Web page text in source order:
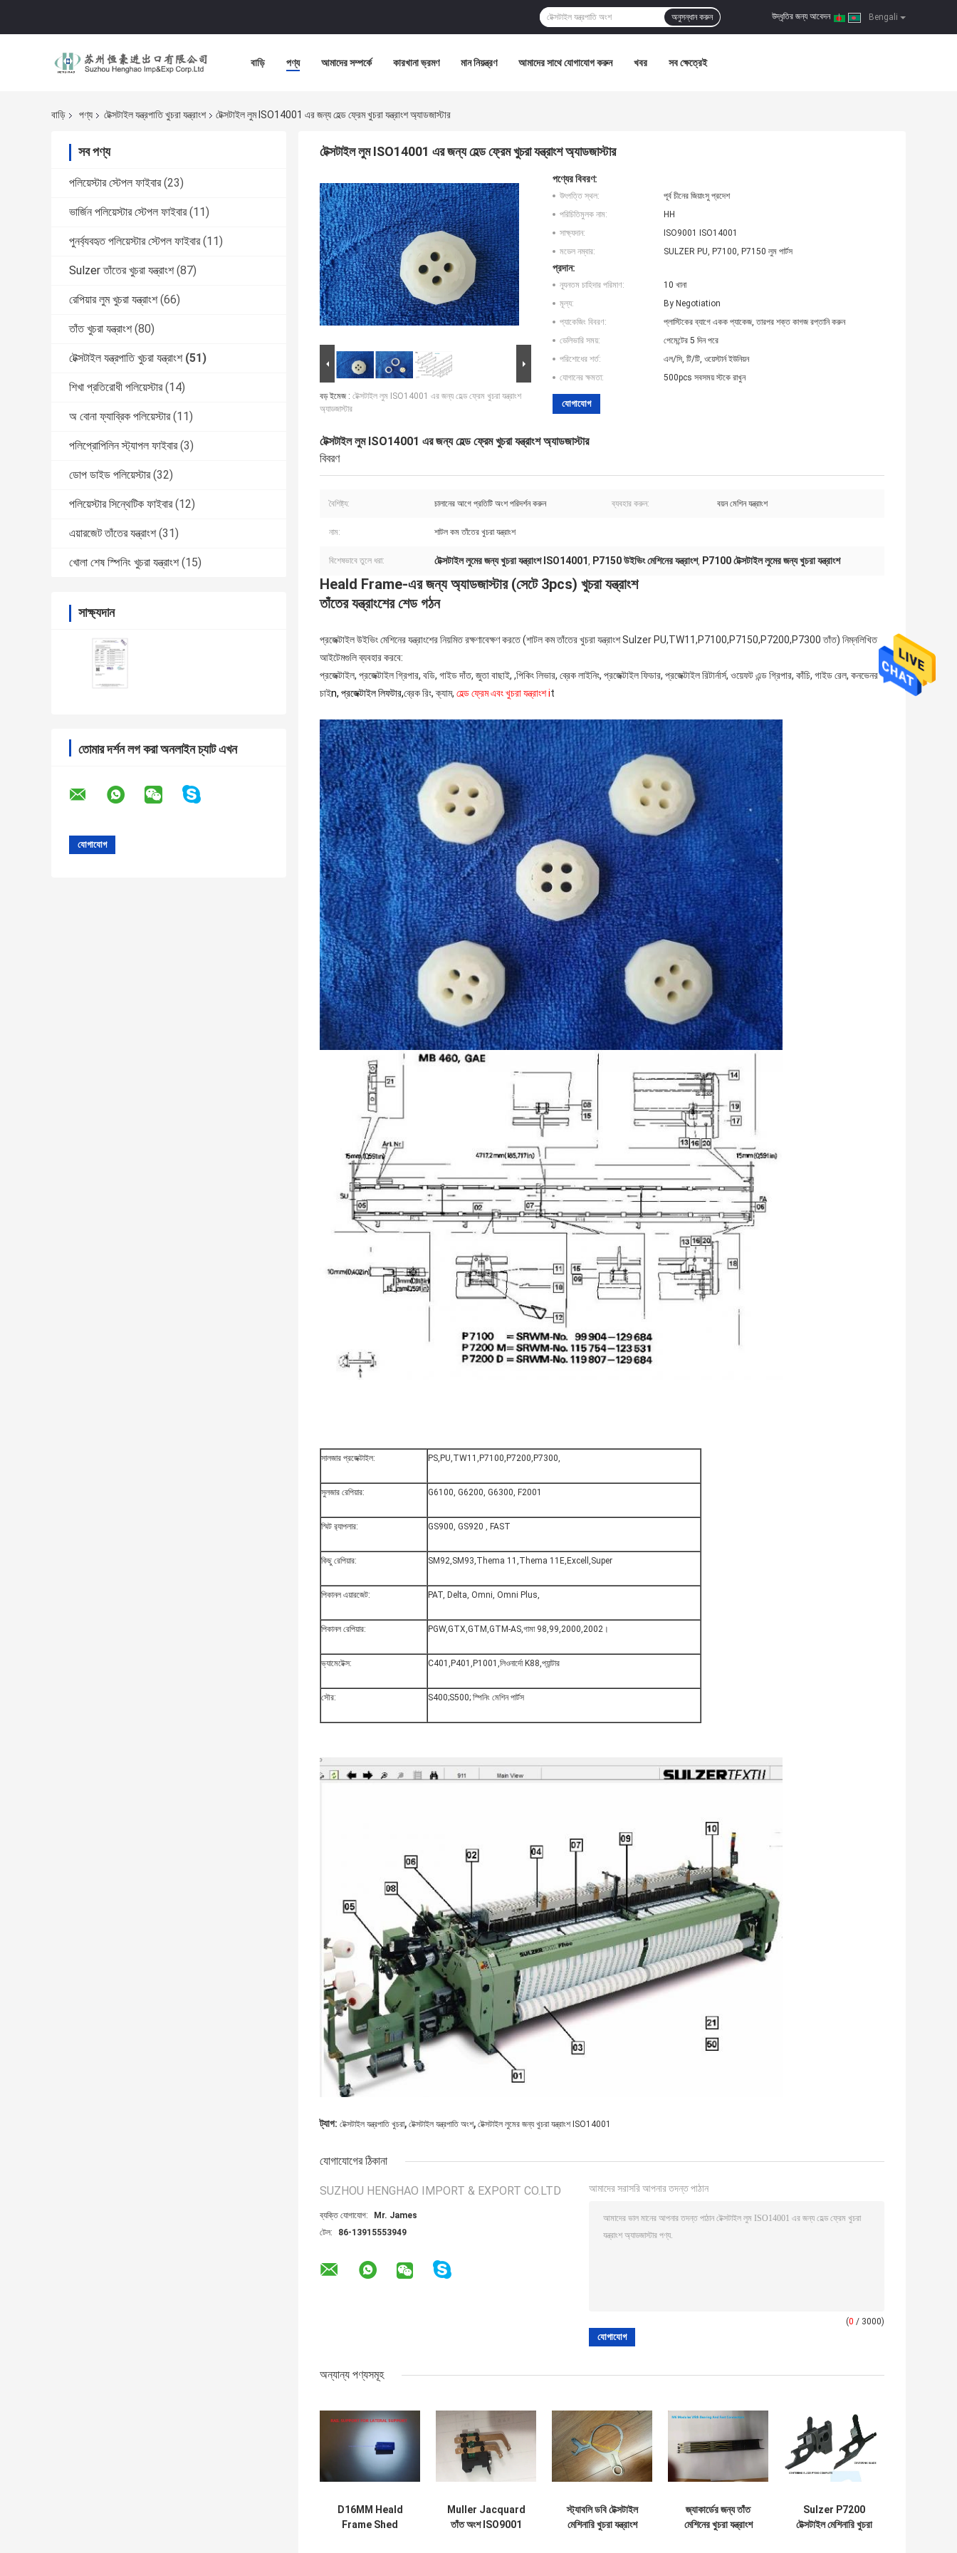
Bengali
উদ্ধৃতির জন্য আবেদন |
অনুসন্ধান করুন
বাড়ি পণ্য আমাদের সম্পর্কে কারখানা ভ্রমণ মান নিয়ন্ত্রণ আমাদের সাথে যোগাযোগ করুন খবর সব ক্ষেত্রেই
বাড়ি পণ্য টেক্সটাইল যন্ত্রপাতি খুচরা যন্ত্রাংশ টেক্সটাইল লুম ISO14001 এর জন্য হেল্ড ফ্রেম খুচরা যন্ত্রাংশ অ্যাডজাস্টার
সব পণ্য
পলিয়েস্টার স্টেপল ফাইবার (23)
ভার্জিন পলিয়েস্টার স্টেপল ফাইবার (11)
পুনর্ব্যবহৃত পলিয়েস্টার স্টেপল ফাইবার (11)
Sulzer তাঁতের খুচরা যন্ত্রাংশ (87)
রেপিয়ার লুম খুচরা যন্ত্রাংশ (66)
তাঁত খুচরা যন্ত্রাংশ (80)
টেক্সটাইল যন্ত্রপাতি খুচরা যন্ত্রাংশ (51)
শিখা প্রতিরোধী পলিয়েস্টার (14)
অ বোনা ফ্যাব্রিক পলিয়েস্টার (11)
পলিপ্রোপিলিন স্ট্যাপল ফাইবার (3)
ডোপ ডাইড পলিয়েস্টার (32)
পলিয়েস্টার সিন্থেটিক ফাইবার (12)
এয়ারজেট তাঁতের যন্ত্রাংশ (31)
খোলা শেষ স্পিনিং খুচরা যন্ত্রাংশ (15)
সাক্ষ্যদান
তোমার দর্শন লগ করা অনলাইন চ্যাট এখন
টেক্সটাইল লুম ISO14001 এর জন্য হেল্ড ফ্রেম খুচরা যন্ত্রাংশ অ্যাডজাস্টার
বড় ইমেজ : টেক্সটাইল লুম ISO14001 এর জন্য হেল্ড ফ্রেম খুচরা যন্ত্রাংশ
অ্যাডজাস্টার
পণ্যের বিবরণ:
উৎপত্তি স্থল:
পূর্ব চীনের জিয়াংসু প্রদেশ
পরিচিতিমুলক নাম:
HH
সাক্ষ্যদান:
ISO9001 ISO14001
মডেল নম্বার:
SULZER PU, P7100, P7150 লুম পার্টস
প্রদান:
ন্যূনতম চাহিদার পরিমাণ:
10 খানা
মূল্য:
By Negotiation
প্যাকেজিং বিবরণ:
প্লাস্টিকের ব্যাগে একক প্যাকেজ, তারপর শক্ত কাগজ রপ্তানি করুন
ডেলিভারি সময়:
পেমেন্টের 5 দিন পরে
পরিশোধের শর্ত:
এল/সি, টি/টি, ওয়েস্টার্ন ইউনিয়ন
যোগানের ক্ষমতা:
500pcs সবসময় স্টকে রাখুন
যোগাযোগ
টেক্সটাইল লুম ISO14001 এর জন্য হেল্ড ফ্রেম খুচরা যন্ত্রাংশ অ্যাডজাস্টার
বিবরণ
বৈশিষ্ট্য: চালানের আগে প্রতিটি অংশ পরিদর্শন করুন ব্যবহার করুন: বয়ন মেশিন যন্ত্রাংশ
নাম: শাটল কম তাঁতের খুচরা যন্ত্রাংশ
বিশেষভাবে তুলে ধরা: টেক্সটাইল লুমের জন্য খুচরা যন্ত্রাংশ ISO14001 , P7150 উইভিং মেশিনের যন্ত্রাংশ, P7100 টেক্সটাইল লুমের জন্য খুচরা যন্ত্রাংশ
Heald Frame-এর জন্য অ্যাডজাস্টার (সেটে 3pcs) খুচরা যন্ত্রাংশ
তাঁতের যন্ত্রাংশের শেড গঠন
প্রজেক্টাইল উইভিং মেশিনের যন্ত্রাংশের নিয়মিত রক্ষণাবেক্ষণ করতে (শাটল কম তাঁতের খুচরা যন্ত্রাংশ Sulzer PU,TW11,P7100,P7150,P7200,P7300 তাঁত) নিম্নলিখিত
আইটেমগুলি ব্যবহার করবে:
প্রজেক্টাইল, প্রজেক্টাইল গ্রিপার, বডি, গাইড দাঁত, জুতা বাছাই, ,পিকিং লিভার, ব্রেক লাইনিং, প্রজেক্টাইল ফিডার, প্রজেক্টাইল রিটার্নার্স, ওয়েফট এন্ড গ্রিপার, কাঁচি, গাইড রেল, কনভেনর
চাইn, প্রজেক্টাইল লিফটার,ব্রেক রিং, ক্যাম, হেল্ড ফ্রেম এবং খুচরা যন্ত্রাংশ it
সালজার প্রজেক্টাইল: PS,PU,TW11,P7100,P7200,P7300,
সুলজার রেপিয়ার: G6100, G6200, G6300, F2001
স্মিট র‌্যাপলার: GS900, GS920 , FAST
কিছু রেপিয়ার: SM92,SM93,Thema 11,Thema 11E,Excell,Super
পিকানল এয়ারজেট: PAT, Delta, Omni, Omni Plus,
পিকানল রেপিয়ার: PGW,GTX,GTM,GTM-AS,গামা 98,99,2000,2002।
ভ্যামেটেক্স: C401,P401,P1001,লিওনার্দো K88,প্যান্টার
সৌর: S400;S500; স্পিনিং মেশিন পার্টস
ট্যাগ: টেক্সটাইল যন্ত্রপাতি খুচরা, টেক্সটাইল যন্ত্রপাতি অংশ, টেক্সটাইল লুমের জন্য খুচরা যন্ত্রাংশ ISO14001
যোগাযোগের ঠিকানা
SUZHOU HENGHAO IMPORT & EXPORT CO.LTD
ব্যক্তি যোগাযোগ:
Mr. James
টেল:
86-13915553949
আমাদের সরাসরি আপনার তদন্ত পাঠান
(0 / 3000)
অন্যান্য পণ্যসমূহ
D16MM Heald
Frame Shed
Muller Jacquard
তাঁত অংশ ISO9001
স্ট্যাবলি ডবি টেক্সটাইল
মেশিনারি খুচরা যন্ত্রাংশ
জ্যাকার্ডের জন্য তাঁত
মেশিনের খুচরা যন্ত্রাংশ
Sulzer P7200
টেক্সটাইল মেশিনারি খুচরা